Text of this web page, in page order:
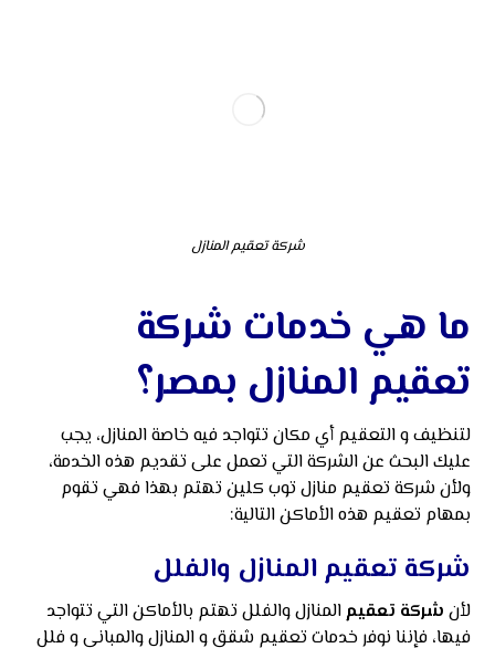
شركة تعقيم المنازل
ما هي خدمات شركة
تعقيم المنازل بمصر؟
لتنظيف و التعقيم أي مكان تتواجد فيه خاصة المنازل، يجب
عليك البحث عن الشركة التي تعمل على تقديم هذه الخدمة،
ولأن شركة تعقيم منازل توب كلين تهتم بهذا فهي تقوم
بمهام تعقيم هذه الأماكن التالية:
شركة تعقيم المنازل والفلل
لأن شركة تعقيم المنازل والفلل تهتم بالأماكن التي تتواجد
فيها، فإننا نوفر خدمات تعقيم شقق و المنازل والمباني و فلل